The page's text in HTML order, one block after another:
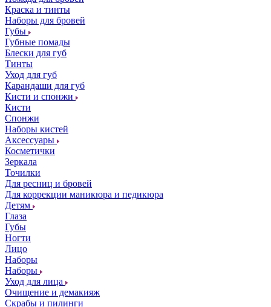
Краска и тинты
Наборы для бровей
Губы
Губные помады
Блески для губ
Тинты
Уход для губ
Карандаши для губ
Кисти и спонжи
Кисти
Спонжи
Наборы кистей
Аксессуары
Косметички
Зеркала
Точилки
Для ресниц и бровей
Для коррекции маникюра и педикюра
Детям
Глаза
Губы
Ногти
Лицо
Наборы
Наборы
Уход для лица
Очищение и демакияж
Скрабы и пилинги